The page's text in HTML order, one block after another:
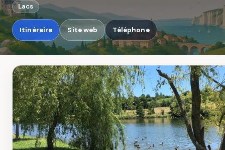
Lacs
Itinéraire Site web Téléphone